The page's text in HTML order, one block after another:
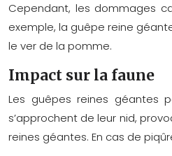
Cependant, les dommages
exemple, la guêpe reine
le ver de la pomme.
Impact sur la faune
Les guêpes reines géantes
s’approchent de leur nid,
reines géantes. En cas de